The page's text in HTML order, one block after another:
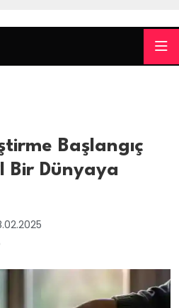
Başlangıç
Bir Dünyaya